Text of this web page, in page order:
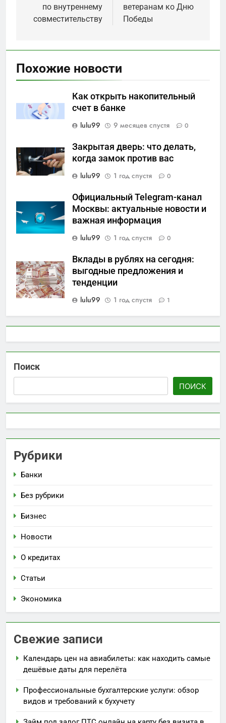
по внутреннему
совместительству
ветеранам ко Дню
Победы
Похожие новости
Как открыть накопительный
счет в банке
lulu99
9 месяцев спустя 0
Закрытая дверь: что делать,
когда замок против вас
lulu99
1 год спустя 0
Официальный Telegram-канал
Москвы: актуальные новости и
важная информация
lulu99
1 год спустя 0
Вклады в рублях на сегодня:
выгодные предложения и
тенденции
lulu99
1 год спустя 1
Поиск
ПОИСК
Рубрики
Банки
Без рубрики
Бизнес
Новости
О кредитах
Статьи
Экономика
Свежие записи
Календарь цен на авиабилеты: как находить самые
дешёвые даты для перелёта
Профессиональные бухгалтерские услуги: обзор
видов и требований к бухучету